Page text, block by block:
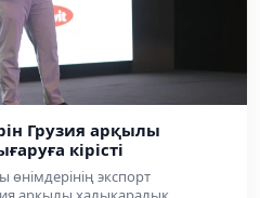
Грузия арқылы
кірісті
экспорт